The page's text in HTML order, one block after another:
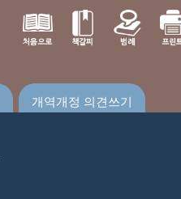
개역개정 의견쓰기